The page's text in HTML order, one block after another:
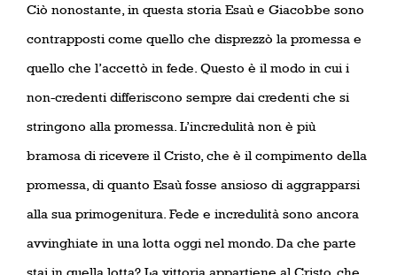
Ciò nonostante, in questa storia Esaù e Giacobbe sono
contrapposti come quello che disprezzò la promessa e
quello che l’accettò in fede. Questo è il modo in cui i
non-credenti differiscono sempre dai credenti che si
stringono alla promessa. L’incredulità non è più
bramosa di ricevere il Cristo, che è il compimento della
promessa, di quanto Esaù fosse ansioso di aggrapparsi
alla sua primogenitura. Fede e incredulità sono ancora
avvinghiate in una lotta oggi nel mondo. Da che parte
stai in quella lotta? La vittoria appartiene al Cristo, che